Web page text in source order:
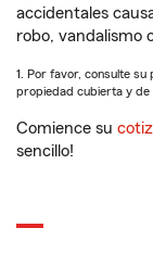
accidentales
robo, vandalismo
1. Por favor, consulte
propiedad cubierta y de
Comience su
sencillo!